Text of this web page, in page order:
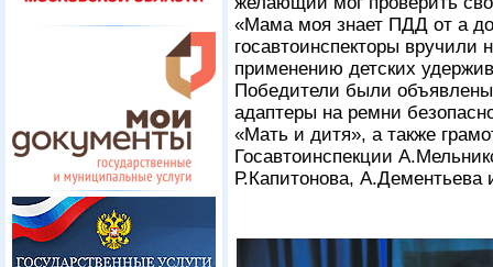
«Мама моя знает ПДД от а
госавтоинспекторы вручили
применению детских
Победители были
адаптеры на ремни
«Мать и дитя», а также
Госавтоинспекции
Р.Капитонова, А.Дементьева